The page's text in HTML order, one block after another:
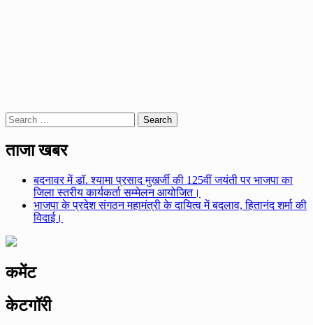
Search
for:
ताजा खबर
बदनावर में डॉ. श्यामा प्रसाद मुखर्जी की 125वीं जयंती पर भाजपा का
जिला स्तरीय कार्यकर्ता सम्मेलन आयोजित।
भाजपा के प्रदेश संगठन महामंत्री के दायित्व में बदलाव, हितानंद शर्मा की
विदाई।
कमेंट
केटगॉरी